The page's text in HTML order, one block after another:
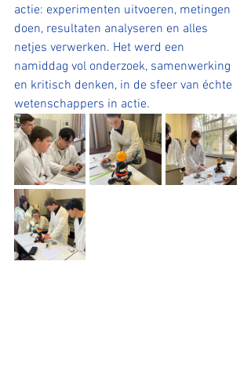
actie: experimenten uitvoeren, metingen
doen, resultaten analyseren en alles
netjes verwerken. Het werd een
namiddag vol onderzoek, samenwerking
en kritisch denken, in de sfeer van échte
wetenschappers in actie.